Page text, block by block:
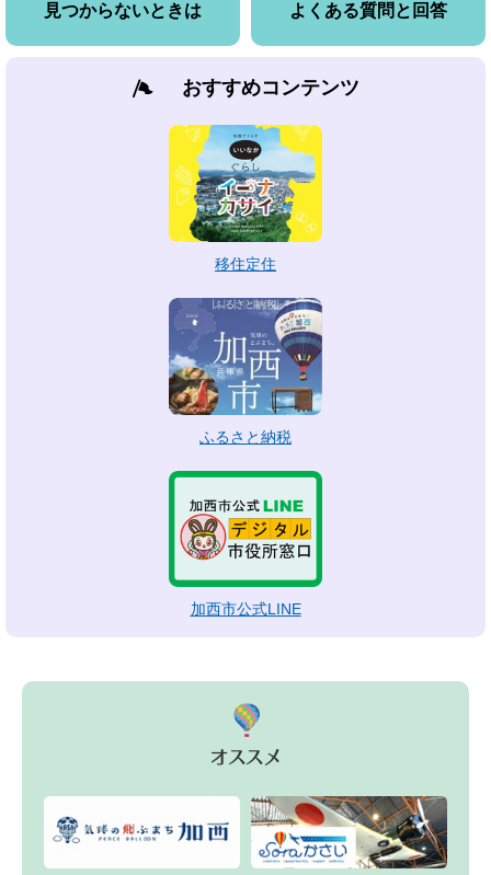
見つからないときは よくある質問と回答
おすすめコンテンツ
移住定住
ふるさと納税
加西市公式LINE